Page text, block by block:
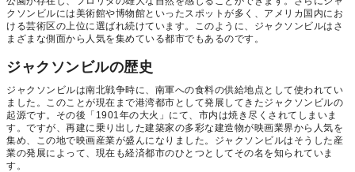
クソンビルには美術館や博物館といったスポットが多く、アメリカ国内にお
ける芸術区の上位に選ばれ続けています。このように、ジャクソンビルはさ
まざまな側面から人気を集めている都市でもあるのです。
ジャクソンビルの歴史
ジャクソンビルは南北戦争時に、南軍への食料の供給地点として使われてい
ました。このことが現在まで港湾都市として発展してきたジャクソンビルの
起源です。その後「1901年の大火」にて、市内は焼き尽くされてしまいま
す。ですが、再建に乗り出した建築家の多彩な建造物が映画業界から人気を
集め、この地で映画産業が盛んになりました。ジャクソンビルはそうした産
業の発展によって、現在も経済都市のひとつとしてその名を知られていま
す。